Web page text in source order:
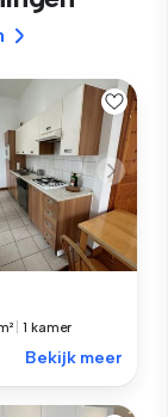
|1 kamer
Bekijk meer